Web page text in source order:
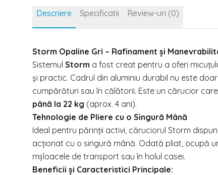
Descriere Specificatii Review-uri (0)
Storm Opaline Gri – Rafinament și
Sistemul Storm a fost creat pentru a oferi
și practic. Cadrul din aluminiu durabil nu este
cumpărături sau în călătorii. Este un cărucior
până la 22 kg (aprox. 4 ani).
Tehnologie de Pliere cu o Singură Mână
Ideal pentru părinții activi, căruciorul Storm
acționat cu o singură mână. Odată pliat, ocupă
mijloacele de transport sau în holul casei.
Beneficii și Caracteristici Principale: